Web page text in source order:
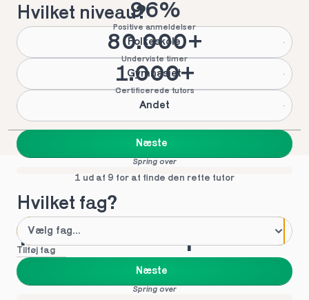
Hvilket niveau?
Folkeskole
Gymnasiet
Andet
Næste
Spring over
1 ud af 9 for at finde den rette tutor
Hvilket fag?
Tilføj fag
Næste
Spring over
96%
Positive anmeldelser
80.000+
Underviste timer
1.000+
Certificerede tutors
Mød vores top tutors
i Vestbirk